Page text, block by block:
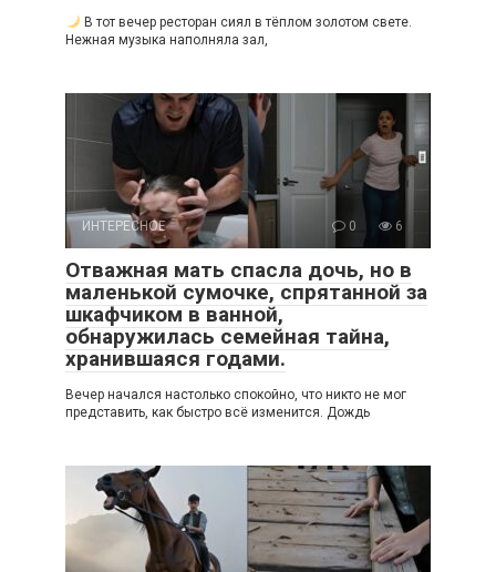
В тот вечер ресторан сиял в тёплом золотом свете.
Нежная музыка наполняла зал,
ИНТЕРЕСНОЕ 0 6
Отважная мать спасла дочь, но в
маленькой сумочке, спрятанной за
шкафчиком в ванной,
обнаружилась семейная тайна,
хранившаяся годами.
Вечер начался настолько спокойно, что никто не мог
представить, как быстро всё изменится. Дождь